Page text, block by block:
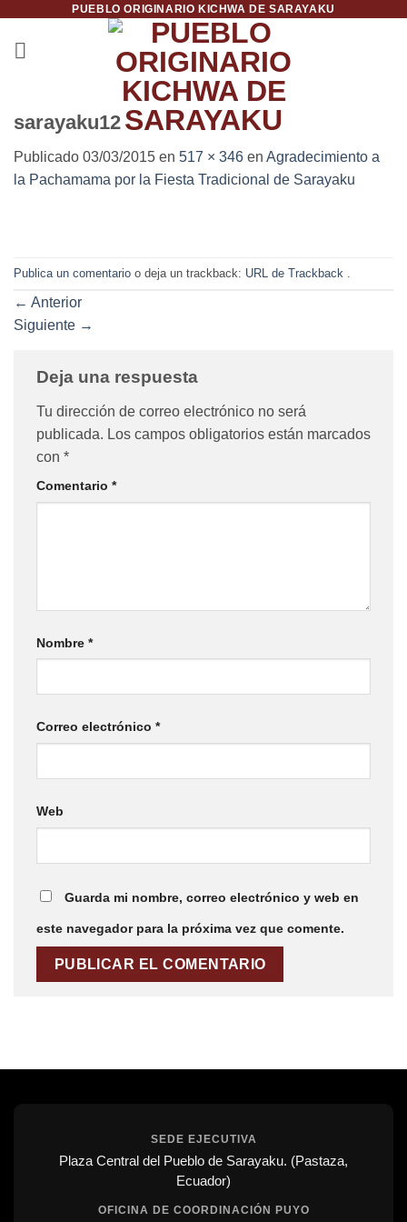
contenido
PUEBLO ORIGINARIO KICHWA DE SARAYAKU
sarayaku12
Publicado 03/03/2015 en 517 × 346 en Agradecimiento a
la Pachamama por la Fiesta Tradicional de Sarayaku
Publica un comentario o deja un trackback: URL de Trackback
← Anterior
Siguiente →
Deja una respuesta
Tu dirección de correo electrónico no será
publicada. Los campos obligatorios están marcados
con *
Comentario *
Nombre *
Correo electrónico *
Web
Guarda mi nombre, correo electrónico y web en
este navegador para la próxima vez que comente.
SEDE EJECUTIVA
Plaza Central del Pueblo de Sarayaku. (Pastaza,
Ecuador)
OFICINA DE COORDINACIÓN PUYO